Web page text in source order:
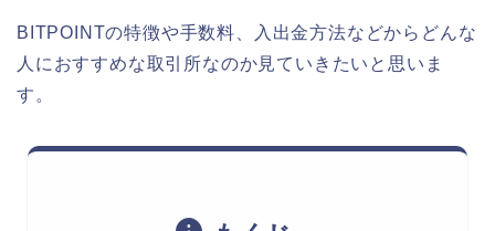
BITPOINTの特徴や手数料、入出金方法などからどんな
人におすすめな取引所なのか見ていきたいと思いま
す。